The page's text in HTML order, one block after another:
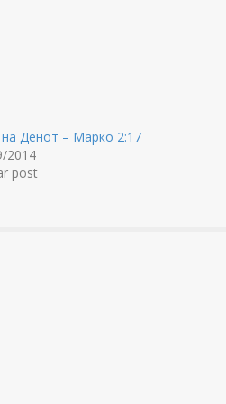
Денот – Марко 2:17
2014
post